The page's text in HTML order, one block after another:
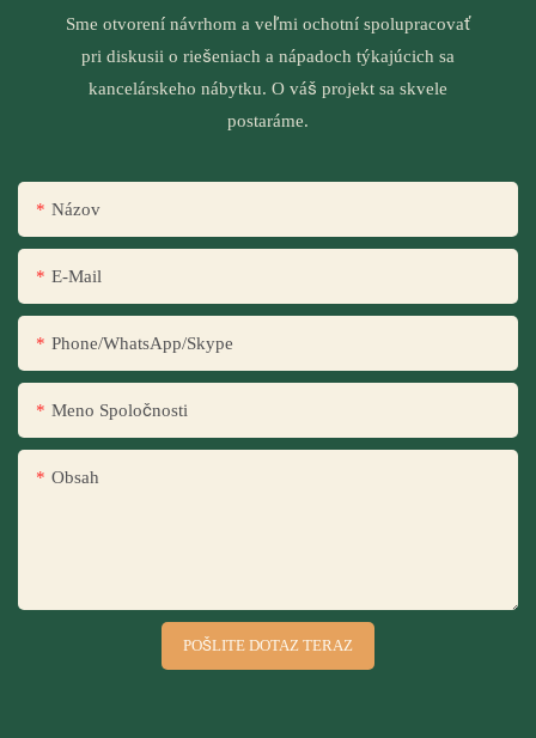
Sme otvorení návrhom a veľmi ochotní spolupracovať
pri diskusii o riešeniach a nápadoch týkajúcich sa
kancelárskeho nábytku. O váš projekt sa skvele
postaráme.
Názov
E-Mail
Phone/WhatsApp/Skype
Meno Spoločnosti
Obsah
POŠLITE DOTAZ TERAZ